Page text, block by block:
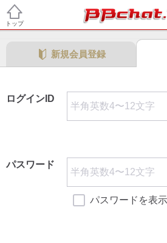
トップ
新規会員登録
ログインID
パスワード
パスワードを表